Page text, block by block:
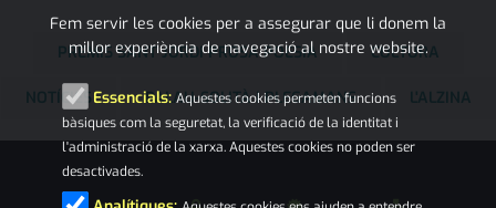
PREMIS SANT JORDI PROSA POESIA CULTURA
NOTÍCIES PALAU-SOLITÀ I PLEGAMANS L'ALZINA
Fem servir les cookies per a assegurar que li donem la
millor experiència de navegació al nostre website.
Essencials: Aquestes cookies permeten funcions
bàsiques com la seguretat, la verificació de la identitat i
l'administració de la xarxa. Aquestes cookies no poden ser
desactivades.